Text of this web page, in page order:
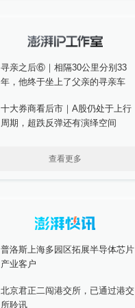
寻亲之后⑥｜相隔30公里分别33
年，他终于坐上了父亲的寻亲车
十大券商看后市｜A股仍处于上行
周期，超跌反弹还有演绎空间
查看更多
普洛斯上海多园区拓展半导体芯片
产业客户
北京君正二闯港交所，已通过港交
所聆讯